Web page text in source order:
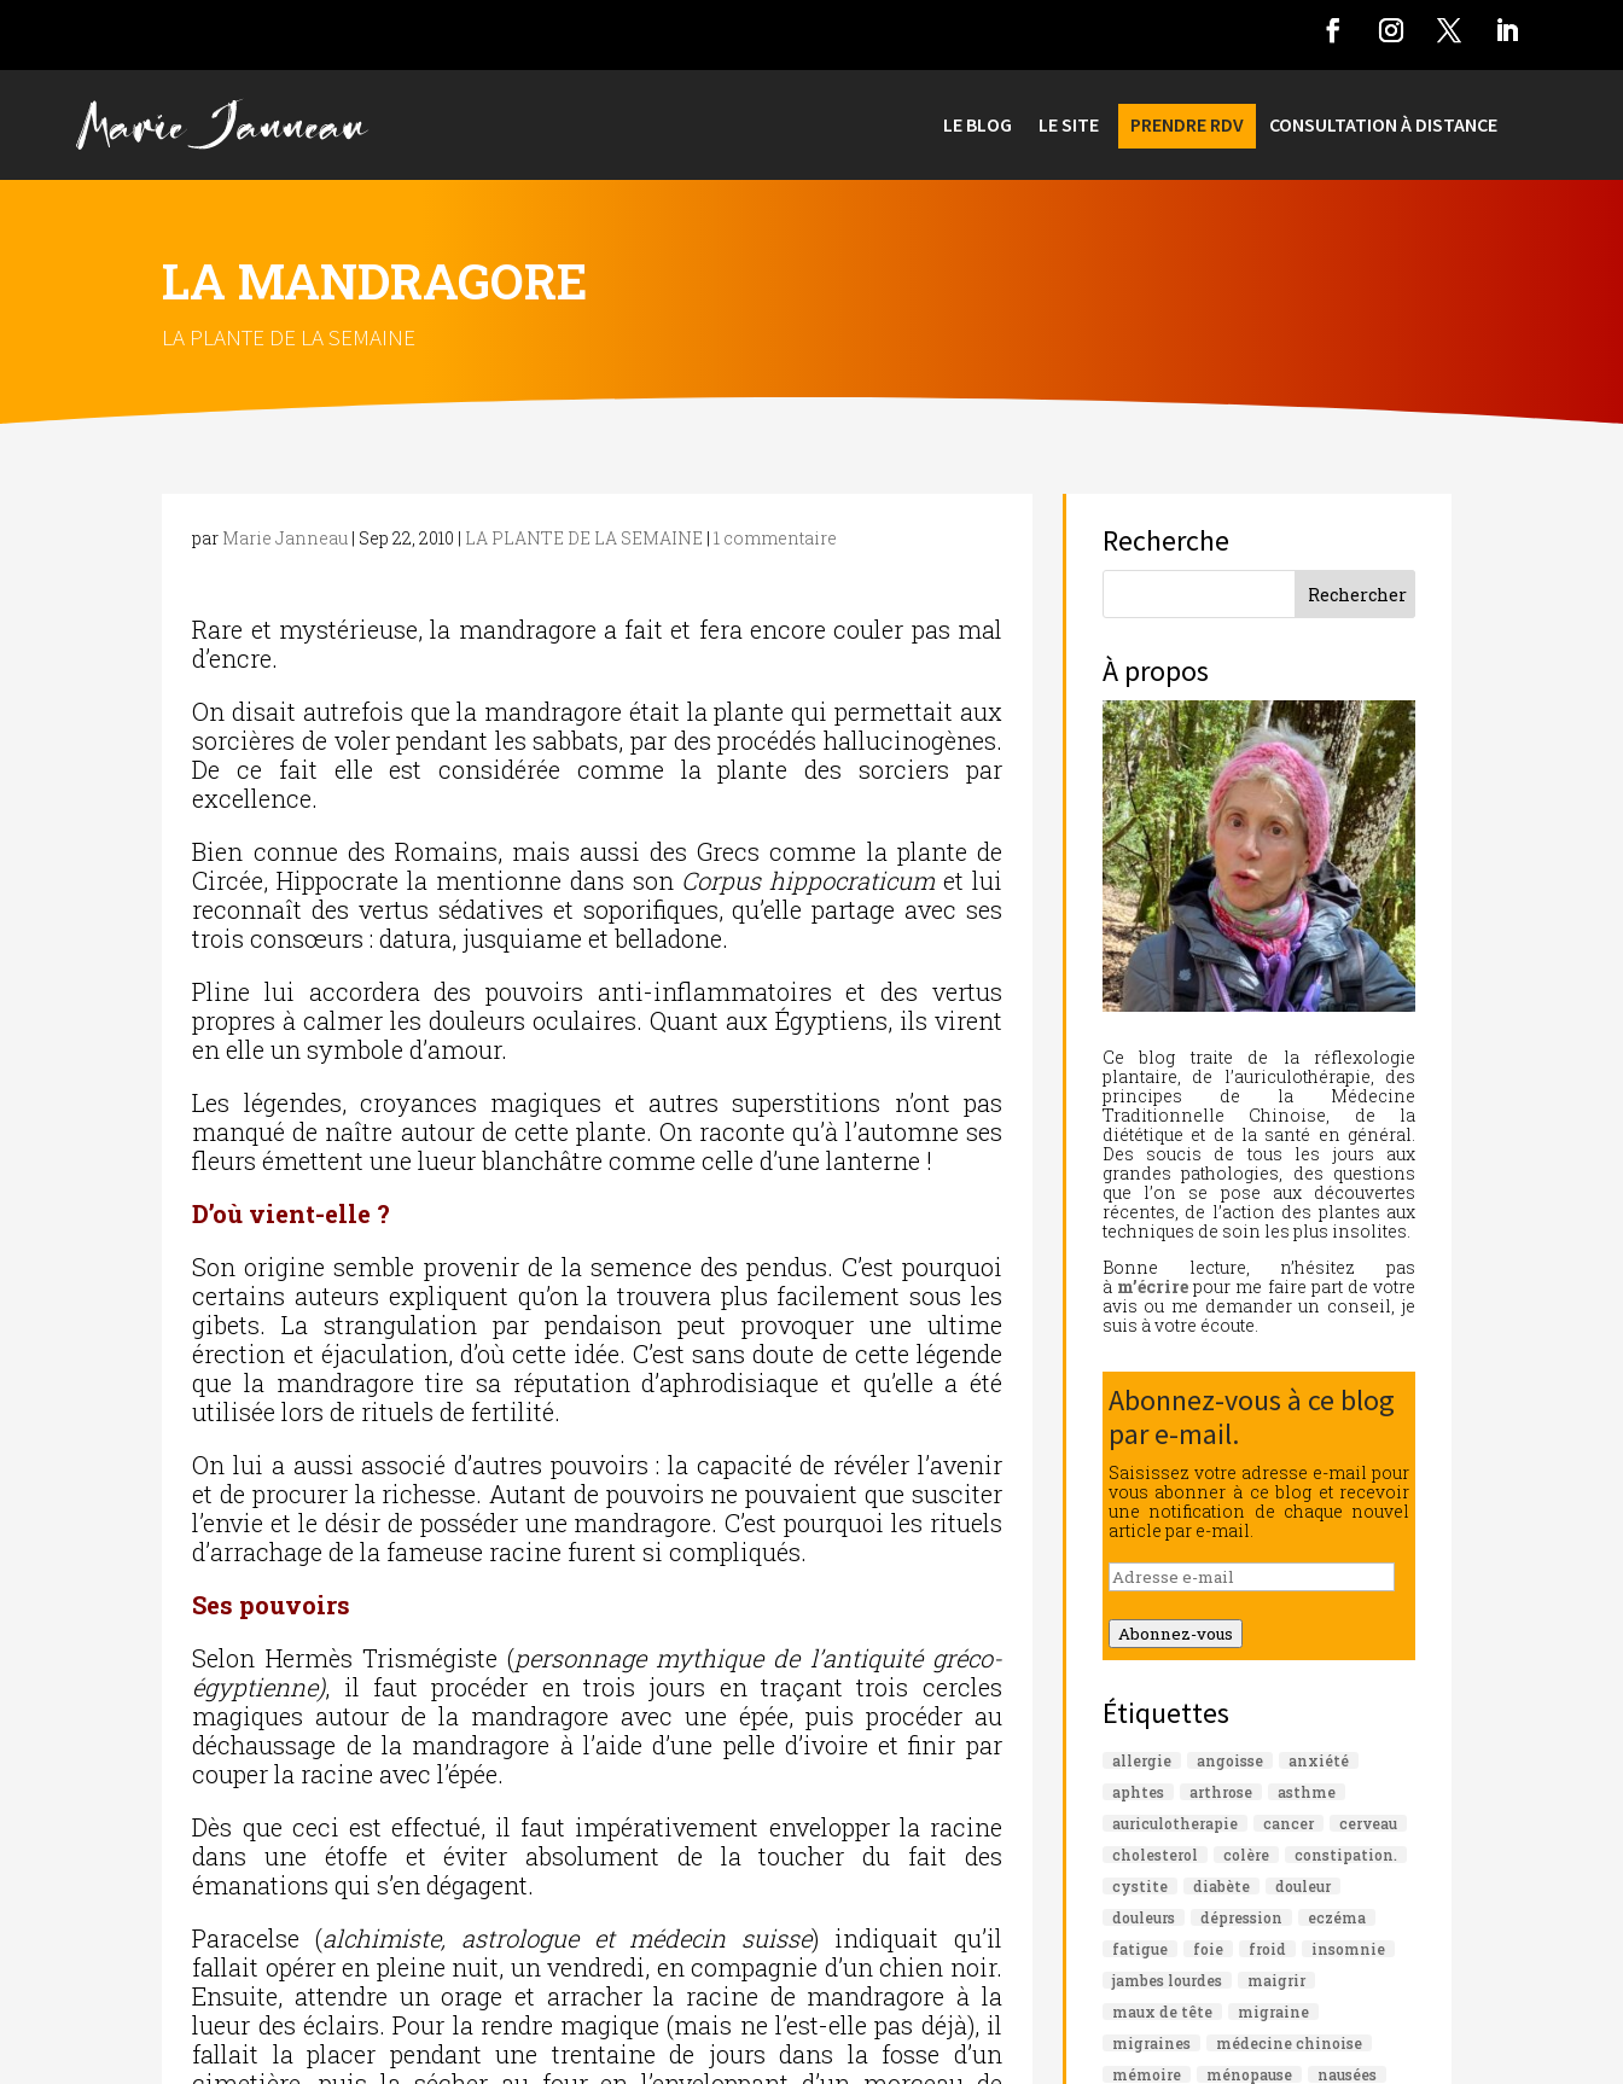
LE BLOG LE SITE PRENDRE RDV CONSULTATION À DISTANCE
LA MANDRAGORE
LA PLANTE DE LA SEMAINE
par Marie Janneau | Sep 22, 2010 | LA PLANTE DE LA SEMAINE |1 commentaire
Rare et mystérieuse, la mandragore a fait et fera encore couler pas mal
d’encre.
On disait autrefois que la mandragore était la plante qui permettait aux
sorcières de voler pendant les sabbats, par des procédés hallucinogènes.
De ce fait elle est considérée comme la plante des sorciers par
excellence.
Bien connue des Romains, mais aussi des Grecs comme la plante de
Circée, Hippocrate la mentionne dans son Corpus hippocraticum et lui
reconnaît des vertus sédatives et soporifiques, qu’elle partage avec ses
trois consœurs : datura, jusquiame et belladone.
Pline lui accordera des pouvoirs anti-inflammatoires et des vertus
propres à calmer les douleurs oculaires. Quant aux Égyptiens, ils virent
en elle un symbole d’amour.
Les légendes, croyances magiques et autres superstitions n’ont pas
manqué de naître autour de cette plante. On raconte qu’à l’automne ses
fleurs émettent une lueur blanchâtre comme celle d’une lanterne !
D’où vient-elle ?
Son origine semble provenir de la semence des pendus. C’est pourquoi
certains auteurs expliquent qu’on la trouvera plus facilement sous les
gibets. La strangulation par pendaison peut provoquer une ultime
érection et éjaculation, d’où cette idée. C’est sans doute de cette légende
que la mandragore tire sa réputation d’aphrodisiaque et qu’elle a été
utilisée lors de rituels de fertilité.
On lui a aussi associé d’autres pouvoirs : la capacité de révéler l’avenir
et de procurer la richesse. Autant de pouvoirs ne pouvaient que susciter
l’envie et le désir de posséder une mandragore. C’est pourquoi les rituels
d’arrachage de la fameuse racine furent si compliqués.
Ses pouvoirs
Selon Hermès Trismégiste (personnage mythique de l’antiquité gréco-
égyptienne), il faut procéder en trois jours en traçant trois cercles
magiques autour de la mandragore avec une épée, puis procéder au
déchaussage de la mandragore à l’aide d’une pelle d’ivoire et finir par
couper la racine avec l’épée.
Dès que ceci est effectué, il faut impérativement envelopper la racine
dans une étoffe et éviter absolument de la toucher du fait des
émanations qui s’en dégagent.
Paracelse (alchimiste, astrologue et médecin suisse) indiquait qu’il
fallait opérer en pleine nuit, un vendredi, en compagnie d’un chien noir.
Ensuite, attendre un orage et arracher la racine de mandragore à la
lueur des éclairs. Pour la rendre magique (mais ne l’est-elle pas déjà), il
fallait la placer pendant une trentaine de jours dans la fosse d’un
Recherche
À propos
Ce blog traite de la réflexologie
plantaire, de l’auriculothérapie, des
principes de la Médecine
Traditionnelle Chinoise, de la
diététique et de la santé en général.
Des soucis de tous les jours aux
grandes pathologies, des questions
que l’on se pose aux découvertes
récentes, de l’action des plantes aux
techniques de soin les plus insolites.
Bonne lecture, n’hésitez pas
à m’écrire pour me faire part de votre
avis ou me demander un conseil, je
suis à votre écoute.
Abonnez-vous à ce blog
par e-mail.
Saisissez votre adresse e-mail pour
vous abonner à ce blog et recevoir
une notification de chaque nouvel
article par e-mail.
Adresse
e-
mail
Abonnez-vous
Étiquettes
allergie angoisse
anxiété
aphtes
arthrose
asthme
auriculotherapie
cancer
cerveau
cholesterol
colère
constipation.
cystite
diabète
douleur
douleurs
dépression
eczéma
fatigue
foie froid
insomnie
jambes lourdes
maigrir
maux de tête
migraine
migraines
médecine chinoise
mémoire
ménopause
nausées